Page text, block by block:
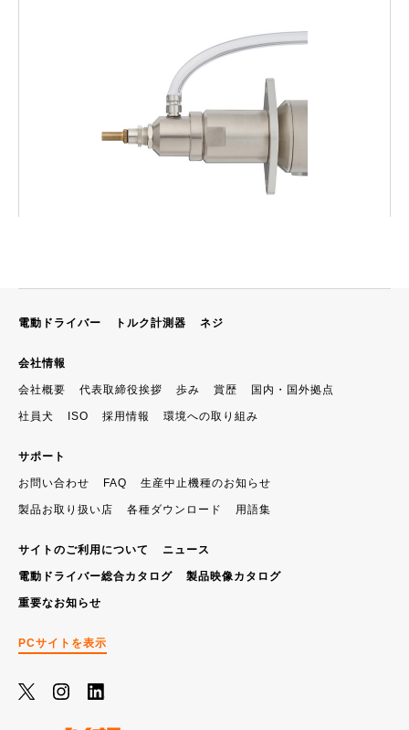
電動ドライバー トルク計測器 ネジ
会社情報
会社概要 代表取締役挨拶 歩み 賞歴 国内・国外拠点
社員犬 ISO 採用情報 環境への取り組み
サポート
お問い合わせ FAQ 生産中止機種のお知らせ
製品お取り扱い店 各種ダウンロード 用語集
サイトのご利用について ニュース
電動ドライバー総合カタログ 製品映像カタログ
重要なお知らせ
PCサイトを表示